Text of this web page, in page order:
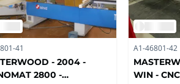
41
- 2004 -
2800 -
A1-46801-42
WIN -